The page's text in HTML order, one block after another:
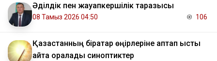
Әділдік пен жауапкершілік таразысы
08 Тамыз 2026 04:50 106
Қазақстанның бірқатар өңірлеріне аптап ыстық
қайта оралады синоптиктер